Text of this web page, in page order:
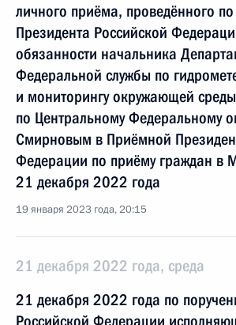
личного приёма, проведённого
Президента Российской
обязанности начальника
Федеральной службы по
и мониторингу окружающей среды
по Центральному Федеральному
Смирновым в Приёмной
Федерации по приёму граждан в
21 декабря 2022 года
19 января 2023 года, 20:15
21 декабря 2022 года, среда
21 декабря 2022 года по
Российской Федерации